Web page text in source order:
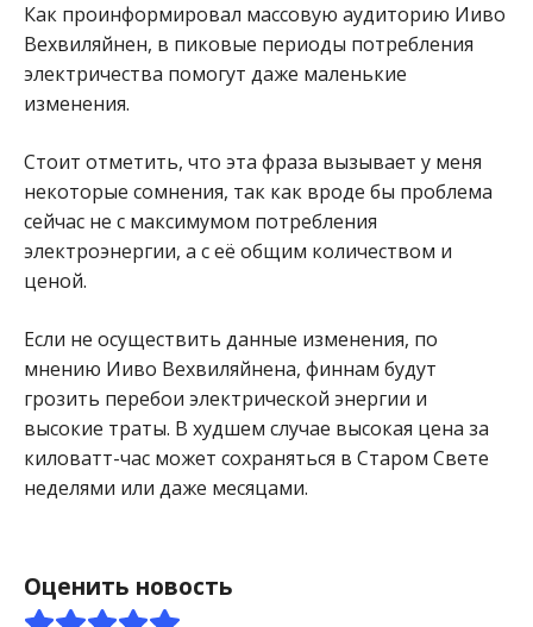
Как проинформировал массовую аудиторию Ииво
Вехвиляйнен, в пиковые периоды потребления
электричества помогут даже маленькие
изменения.
Стоит отметить, что эта фраза вызывает у меня
некоторые сомнения, так как вроде бы проблема
сейчас не с максимумом потребления
электроэнергии, а с её общим количеством и
ценой.
Если не осуществить данные изменения, по
мнению Ииво Вехвиляйнена, финнам будут
грозить перебои электрической энергии и
высокие траты. В худшем случае высокая цена за
киловатт-час может сохраняться в Старом Свете
неделями или даже месяцами.
Оценить новость